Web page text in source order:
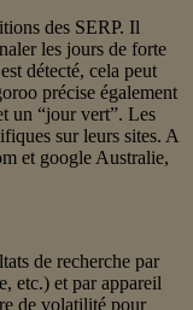
des SERP. Il
les jours de forte
détecté, cela peut
précise également
un “jour vert”. Les
sur leurs sites. A
et google Australie,
de recherche par
etc.) et par appareil
de volatilité pour